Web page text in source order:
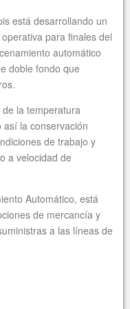
está desarrollando un
para finales del
automático
doble fondo que
la temperatura
así la conservación
de trabajo y
a velocidad de
Automático, está
de mercancía y
a las líneas de